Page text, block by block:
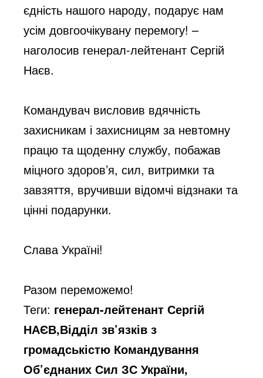
єдність нашого народу, подарує нам
усім довгоочікувану перемогу! –
наголосив генерал-лейтенант Сергій
Наєв.
Командувач висловив вдячність
захисникам і захисницям за невтомну
працю та щоденну службу, побажав
міцного здоров’я, сил, витримки та
завзяття, вручивши відомчі відзнаки та
цінні подарунки.
Слава Україні!
Разом переможемо!
Теги: генерал-лейтенант Сергій
НАЄВ,Відділ зв’язків з
громадськістю Командування
Об’єднаних Сил ЗС України,